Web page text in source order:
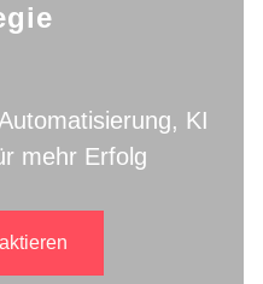
KI
mehr Erfolg